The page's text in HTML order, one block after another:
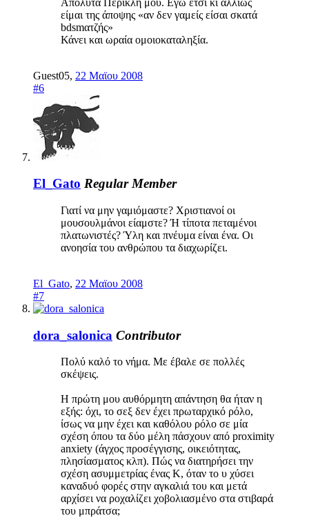
είμαι της άποψης «αν δεν γαμείς είσαι σκατά
bdsmατζής»
Κάνει και ωραία ομοιοκαταληξία.
Guest05, 22 Μαϊου 2008
#6
El_Gato Regular Member
Γιατί να μην γαμιόμαστε? Χριστιανοί οι
μουσουλμάνοι είαμστε? Ή τίποτα πεταμένοι
πλατωνιστές? Ύλη και πνέυμα είναι ένα. Οι
ανοησία του ανθρώπου τα διαχωρίζει.
El_Gato, 22 Μαϊου 2008
#7
dora_salonica Contributor
Πολύ καλό το νήμα. Με έβαλε σε πολλές
σκέψεις.
Η πρώτη μου αυθόρμητη απάντηση θα ήταν η
εξής: όχι, το σεξ δεν έχει πρωταρχικό ρόλο,
ίσως να μην έχει και καθόλου ρόλο σε μία
σχέση όπου τα δύο μέλη πάσχουν από proximity
anxiety (άγχος προσέγγισης, οικειότητας,
πλησίασματος κλπ). Πώς να διατηρήσει την
σχέση ασυμμετρίας ένας Κ, όταν το υ χύσει
καναδυό φορές στην αγκαλιά του και μετά
αρχίσει να ροχαλίζει χοβολιασμένο στα στιβαρά
του μπράτσα;